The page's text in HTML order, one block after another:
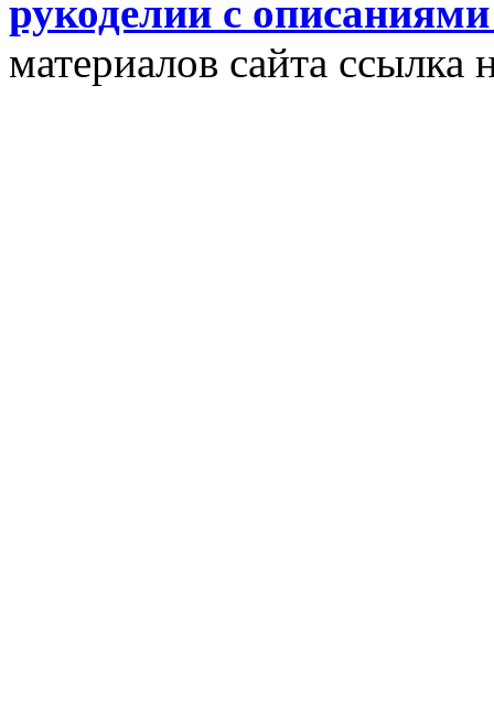
рукоделии с
материалов сайта ссылка